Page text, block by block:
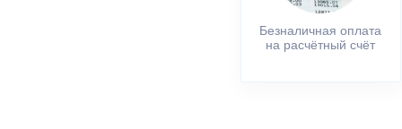
Безналичная оплата
на расчётный счёт